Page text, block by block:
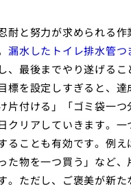
耐と努力が求められる
漏水したトイレ排水管
最後までやり遂げるこ
を設定しすぎると、達
付ける」「ゴミ袋一つ
クリアしていきます。一
ことも有効です。例
物を一つ買う」など、
ただし、ご褒美が新